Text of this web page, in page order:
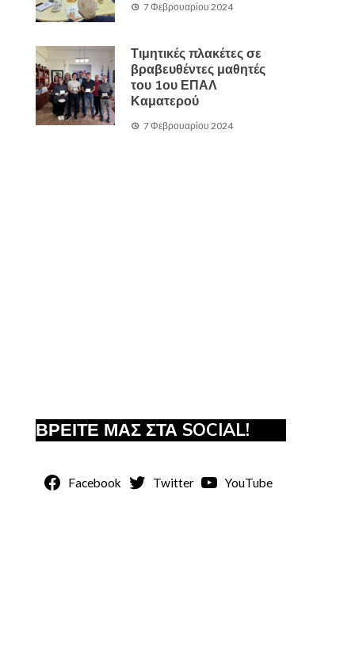
7 Φεβρουαρίου 2024
Τιμητικές πλακέτες σε
βραβευθέντες μαθητές
του 1ου ΕΠΑΛ
Καματερού
7 Φεβρουαρίου 2024
ΒΡΕΙΤΕ ΜΑΣ ΣΤΑ SOCIAL!
Facebook Twitter YouTube